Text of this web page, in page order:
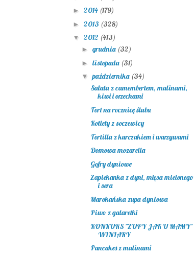
► 2014 (179)
► 2013 (328)
▼ 2012 (413)
► grudnia (32)
► listopada (31)
▼października (34)
Sałata z camembertem, malinami,
kiwi i orzechami
Tort na rocznicę ślubu
Kotlety z soczewicy
Tortilla z kurczakiem i warzywami
Domowa mozarella
Gofry dyniowe
Zapiekanka z dyni, mięsa mielonego
i sera
Marokańska zupa dyniowa
Piwo z galaretki
KONKURS "ZUPY JAK U MAMY"
WINIARY
Pancakes z malinami